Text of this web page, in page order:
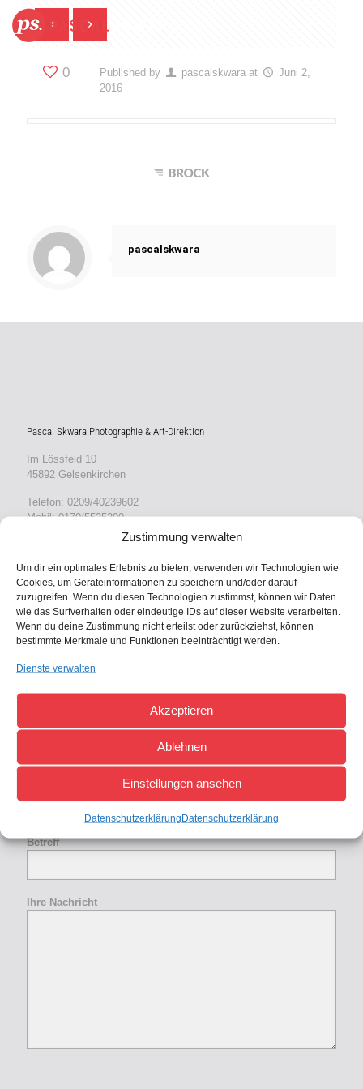
Zustimmung verwalten
Um dir ein optimales Erlebnis zu bieten, verwenden wir Technologien wie
Cookies, um Geräteinformationen zu speichern und/oder darauf
zuzugreifen. Wenn du diesen Technologien zustimmst, können wir Daten
wie das Surfverhalten oder eindeutige IDs auf dieser Website verarbeiten.
Wenn du deine Zustimmung nicht erteilst oder zurückziehst, können
bestimmte Merkmale und Funktionen beeinträchtigt werden.
Dienste verwalten
Akzeptieren
Ablehnen
Einstellungen ansehen
DatenschutzerklärungDatenschutzerklärung
0 Published by pascalskwara at
Juni 2,
2016
pascalskwara
Pascal Skwara Photographie & Art-Direktion
Im Lössfeld 10
45892 Gelsenkirchen
Telefon: 0209/40239602
Mobil: 0170/5525290
Mehr von Pascal
Pascal ist Hochzeitsfotograf
>Pascal Skwara Photographie
Kontaktformular:
Ihre E-Mail-Adresse (Pflichtfeld)
Betreff
Ihre Nachricht